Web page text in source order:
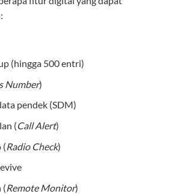
(hingga 500 entri)
Number)
pendek (SDM)
(Call Alert)
(Radio Check)
(Remote Monitor)